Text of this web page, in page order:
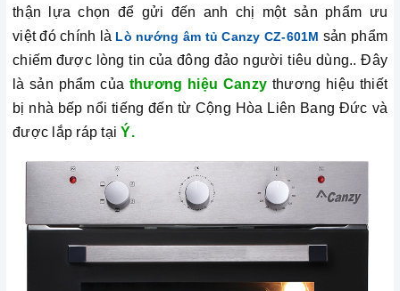
thận lựa chọn để gửi đến anh chị một sản phẩm ưu
việt đó chính là Lò nướng âm tủ Canzy CZ-601M sản phẩm
chiếm được lòng tin của đông đảo người tiêu dùng.. Đây
là sản phẩm của thương hiệu Canzy thương hiệu thiết
bị nhà bếp nổi tiếng đến từ Cộng Hòa Liên Bang Đức và
được lắp ráp tạiÝ.